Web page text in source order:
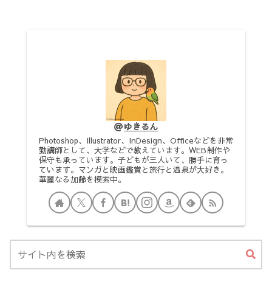
ゆきるん
Photoshop、Illustrator、InDesign、Officeなどを非常
勤講師として、大学などで教えています。WEB制作や
保守も承っています。子どもが三人いて、勝手に育っ
ています。マンガと映画鑑賞と旅行と温泉が大好き。
華麗なる加齢を模索中。